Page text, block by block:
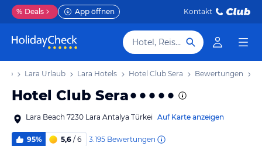
% Deals App öffnen Kontakt
Hotel, Reiseziel
Lara Urlaub Lara Hotels Hotel Club Sera Bewertungen
Hotel Club Sera
Lara Beach 7230 Lara Antalya Türkei Auf Karte anzeigen
95% 5,6 / 6 3.195 Bewertungen